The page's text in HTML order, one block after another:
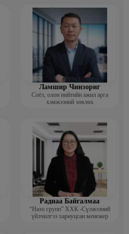
Ламшир Чинзориг
Соёл, олон нийтийн ажил арга
хэмжээний зөвлөх
Раднаа Байгалмаа
“Назо групп” ХХК -Сүлжээний
үйлчилгээ хариуцсан менежер